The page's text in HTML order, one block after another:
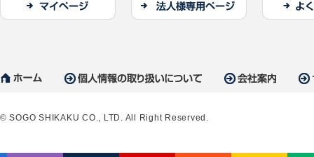
© SOGO SHIKAKU CO., LTD. All Right Reserved.